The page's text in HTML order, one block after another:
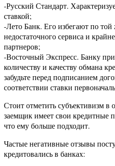
-Русский Стандарт.
ставкой;
-Лето Банк. Его избегают по
недостаточного сервиса и
партнеров;
-Восточный Экспресс. Банку
количеству и качеству обмана
забудьте перед подписанием
соответствии ставки
Стоит отметить субъективизм в
заемщик имеет свои кредитные
что ему больше подходит.
Частые негативные отзывы
кредитовались в банках: